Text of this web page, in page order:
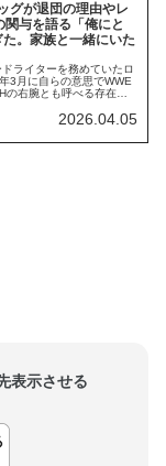
グが退団の理由やレ
関与を語る「俺にと
。家族と一緒にいた
ライターを務めていたロ
3月に自らの意思でWWE
の右腕とも呼べる存在だ
での仕事は、彼が理想
す。動きが早すぎたん
2026.04.05
表示させる